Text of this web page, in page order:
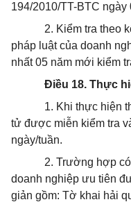
194/2010/TT-BTC
2. Kiểm tra theo
pháp luật của doanh
nhất 05 năm mới kiểm
Điều 18. Thực
1. Khi thực hiện
tử được miễn kiểm tra
ngày/tuần.
2. Trường hợp
doanh nghiệp ưu tiên
giản gồm: Tờ khai hải